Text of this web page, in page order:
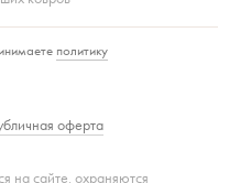
политику
оферта
на сайте, охраняются